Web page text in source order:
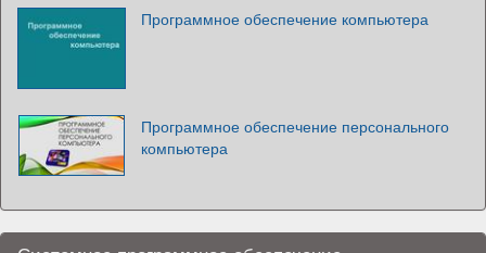
Программное обеспечение компьютера
Программное обеспечение персонального
компьютера